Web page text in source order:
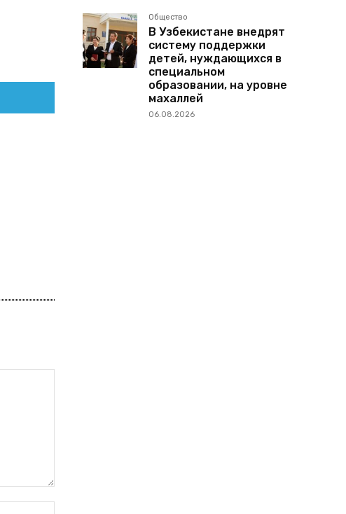
Общество
В Узбекистане внедрят
систему поддержки
детей, нуждающихся в
специальном
образовании, на уровне
махаллей
06.08.2026